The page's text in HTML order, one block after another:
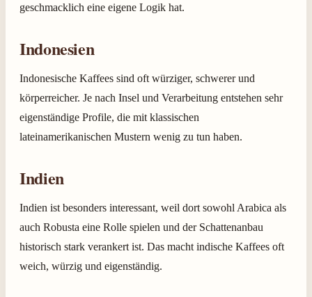
geschmacklich eine eigene Logik hat.
Indonesien
Indonesische Kaffees sind oft würziger, schwerer und
körperreicher. Je nach Insel und Verarbeitung entstehen sehr
eigenständige Profile, die mit klassischen
lateinamerikanischen Mustern wenig zu tun haben.
Indien
Indien ist besonders interessant, weil dort sowohl Arabica als
auch Robusta eine Rolle spielen und der Schattenanbau
historisch stark verankert ist. Das macht indische Kaffees oft
weich, würzig und eigenständig.